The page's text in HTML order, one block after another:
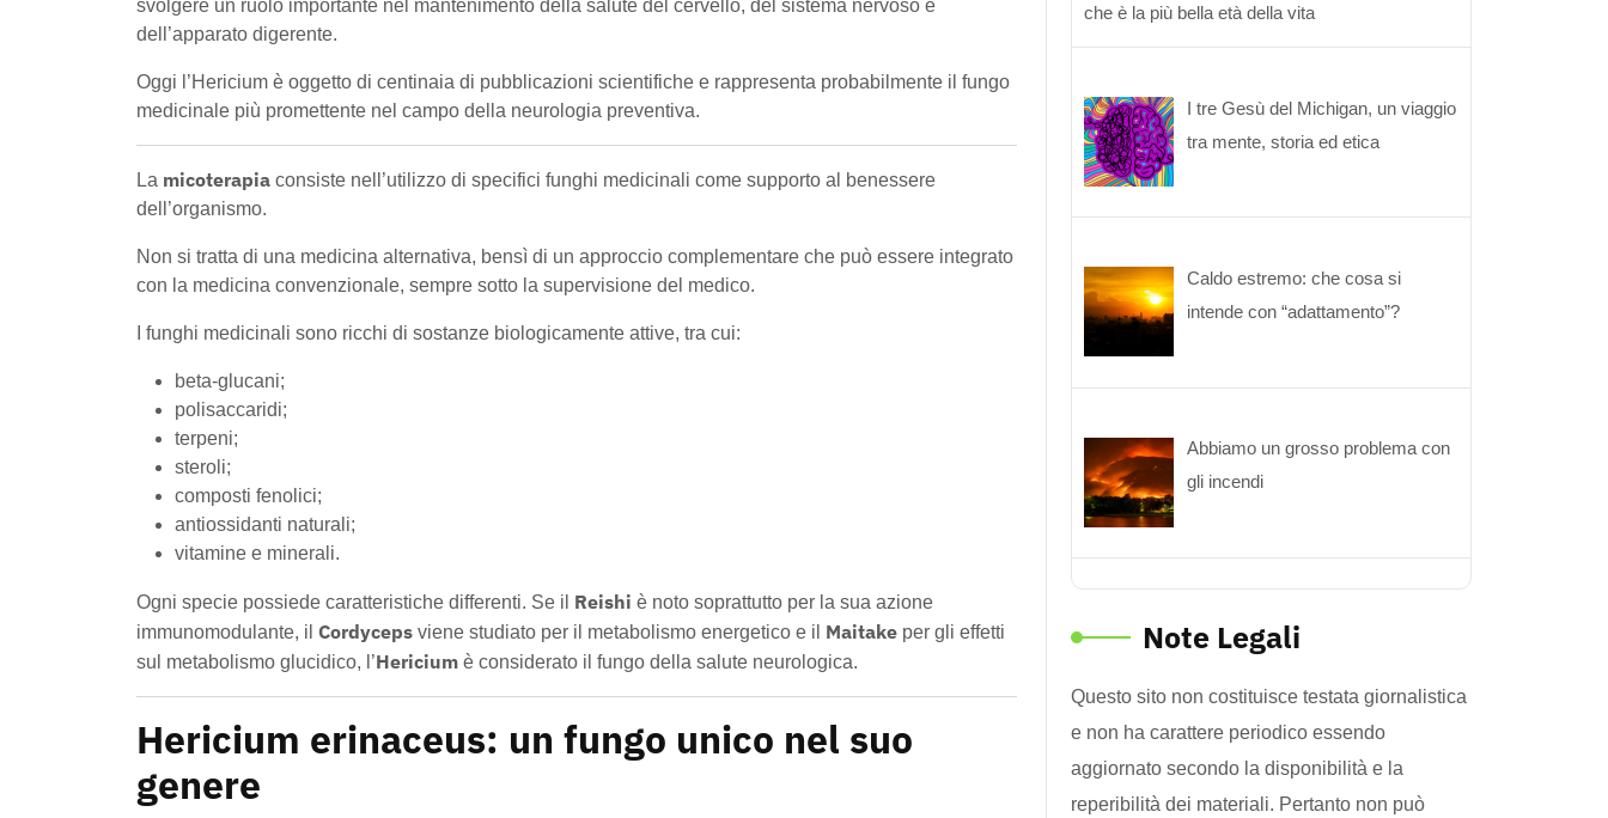
svolgere un ruolo importante nel mantenimento della salute del cervello, del sistema nervoso e
dell’apparato digerente.
Oggi l’Hericium è oggetto di centinaia di pubblicazioni scientifiche e rappresenta probabilmente il fungo
medicinale più promettente nel campo della neurologia preventiva.
La micoterapia consiste nell’utilizzo di specifici funghi medicinali come supporto al benessere
dell’organismo.
Non si tratta di una medicina alternativa, bensì di un approccio complementare che può essere integrato
con la medicina convenzionale, sempre sotto la supervisione del medico.
I funghi medicinali sono ricchi di sostanze biologicamente attive, tra cui:
beta-glucani;
polisaccaridi;
terpeni;
steroli;
composti fenolici;
antiossidanti naturali;
vitamine e minerali.
Ogni specie possiede caratteristiche differenti. Se il Reishi è noto soprattutto per la sua azione
immunomodulante, il Cordyceps viene studiato per il metabolismo energetico e il Maitake per gli effetti
sul metabolismo glucidico, l’Hericium è considerato il fungo della salute neurologica.
Hericium erinaceus: un fungo unico nel suo
genere
che è la più bella età della vita
I tre Gesù del Michigan, un viaggio
tra mente, storia ed etica
Caldo estremo: che cosa si
intende con “adattamento”?
Abbiamo un grosso problema con
gli incendi
Note Legali
Questo sito non costituisce testata giornalistica
e non ha carattere periodico essendo
aggiornato secondo la disponibilità e la
reperibilità dei materiali. Pertanto non può